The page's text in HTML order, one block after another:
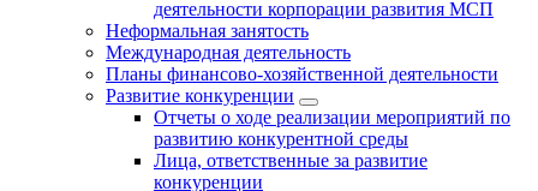
деятельности корпорации развития МСП
Неформальная занятость
Международная деятельность
Планы финансово-хозяйственной деятельности
Развитие конкуренции
Отчеты о ходе реализации мероприятий по
развитию конкурентной среды
Лица, ответственные за развитие
конкуренции